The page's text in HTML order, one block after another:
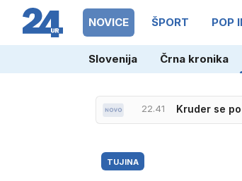
NOVICE ŠPORT POP
Slovenija Črna kronika
22.41 Kruder se
TUJINA